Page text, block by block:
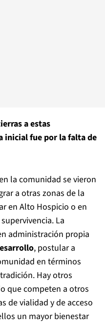
a estas
inicial fue por la falta de
la comunidad se vieron
a otras zonas de la
en Alto Hospicio o en
La
administración propia
, postular a
en términos
Hay otros
que competen a otros
de vialidad y de acceso
un mayor bienestar